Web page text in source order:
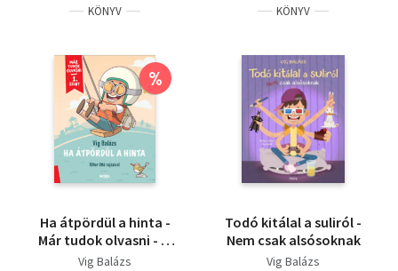
KÖNYV
%
Ha átpördül a hinta -
Már tudok olvasni - 1.
szint
Vig Balázs
KÖNYV
Todó kitálal a suliról -
Nem csak alsósoknak
Vig Balázs